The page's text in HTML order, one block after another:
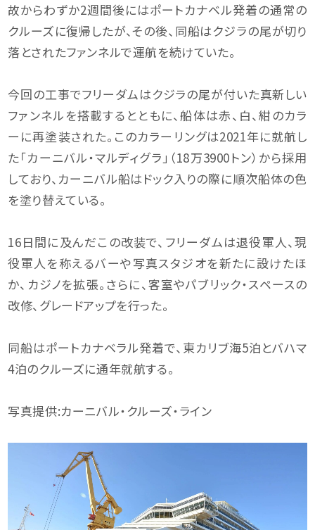
故からわずか2週間後にはポートカナベル発着の通常の
クルーズに復帰したが、その後、同船はクジラの尾が切り
落とされたファンネルで運航を続けていた。
今回の工事でフリーダムはクジラの尾が付いた真新しい
ファンネルを搭載するとともに、船体は赤、白、紺のカラ
ーに再塗装された。このカラーリングは2021年に就航し
た「カーニバル・マルディグラ」（18万3900トン）から採用
しており、カーニバル船はドック入りの際に順次船体の色
を塗り替えている。
16日間に及んだこの改装で、フリーダムは退役軍人、現
役軍人を称えるバーや写真スタジオを新たに設けたほ
か、カジノを拡張。さらに、客室やパブリック・スペースの
改修、グレードアップを行った。
同船はポートカナベラル発着で、東カリブ海5泊とバハマ
4泊のクルーズに通年就航する。
写真提供:カーニバル・クルーズ・ライン